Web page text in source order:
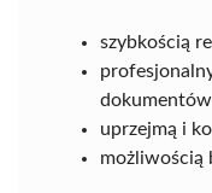
szybkością
uprzejmą i
możliwością